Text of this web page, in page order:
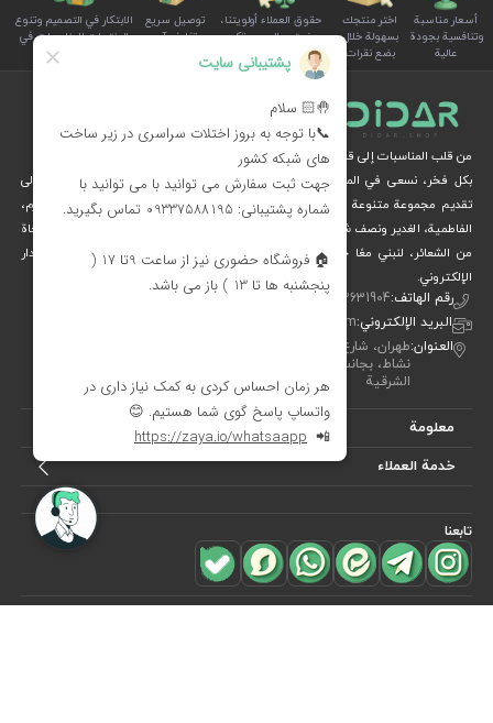
أسعار مناسبة
وتنافسية بجودة
عالية
اختر منتجك
بسهولة خلال
بضع نقرات
حقوق العملاء أولويتنا،
ونستمع إلى صوتكم
بوضوح واهتمام
توصيل سريع
وتغليف آمن
الابتكار في التصميم وتنوع
المنتجات للمناسبات في
سلة الأسرة
من قلب المناسبات إلى قلوب الناس
بكل فخر، نسعى في المجموعة الثقافية ديدار، من خلال الإبداع والرؤية الثقافية، إلى
تقديم مجموعة متنوعة من المنتجات الخاصة بالمناسبات الوطنية والدينية، مثل محرم،
الفاطمية، الغدير ونصف شعبان، عبر متجرنا الإلكتروني.
نُهديكم هدايا فريدة وزينة مستوحاة
من الشعائر، لنبني معًا جسرًا جميلاً بين التقاليد والفن والحياة المعاصرة. متجر ديدار
الإلكتروني.
رقم الهاتف:00982122631904
البريد الإلكتروني:info[at]didareshop.com
العنوان:طهران، شارع شريعتي، فوق قُلهَك، شارع الشهيد كلاهدوز، تقاطع
الشرقية
معلومة
خدمة العملاء
تابعنا